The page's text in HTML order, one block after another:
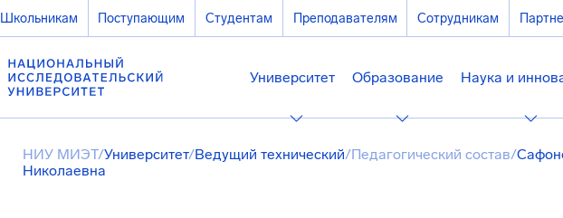
Школьникам Поступающим Студентам Преподавателям Сотрудникам
Университет Образование Наука и
НИУ МИЭТ/Университет/Ведущий технический/Педагогический состав/
Николаевна